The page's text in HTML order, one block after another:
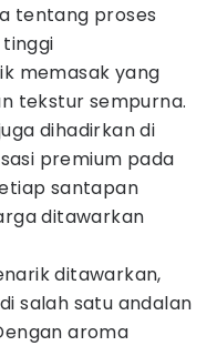
tentang proses
memasak yang
tekstur sempurna.
dihadirkan di
premium pada
santapan
ditawarkan
ditawarkan,
salah satu andalan
aroma